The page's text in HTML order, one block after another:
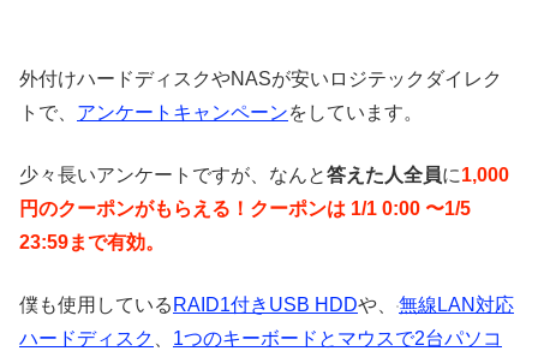
外付けハードディスクやNASが安いロジテックダイレク
トで、 アンケートキャンペーンをしています。
少々長いアンケートですが、なんと答えた人全員に1,000
円のクーポンがもらえる！ クーポンは 1/1 0:00 〜1/5
23:59まで有効。
僕も使用している RAID1付きUSB HDDや、
無線LAN対応
ハードディスク
1つのキーボードとマウスで2台パソコ